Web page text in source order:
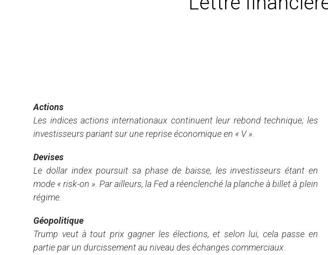
Actions
Les indices actions internationaux continuent leur rebond technique; les
investisseurs pariant sur une reprise économique en « V ».
Devises
Le dollar index poursuit sa phase de baisse, les investisseurs étant en
mode « risk-on ». Par ailleurs, la Fed a réenclenché la planche à billet à plein
régime.
Géopolitique
Trump veut à tout prix gagner les élections, et selon lui, cela passe en
partie par un durcissement au niveau des échanges commerciaux.